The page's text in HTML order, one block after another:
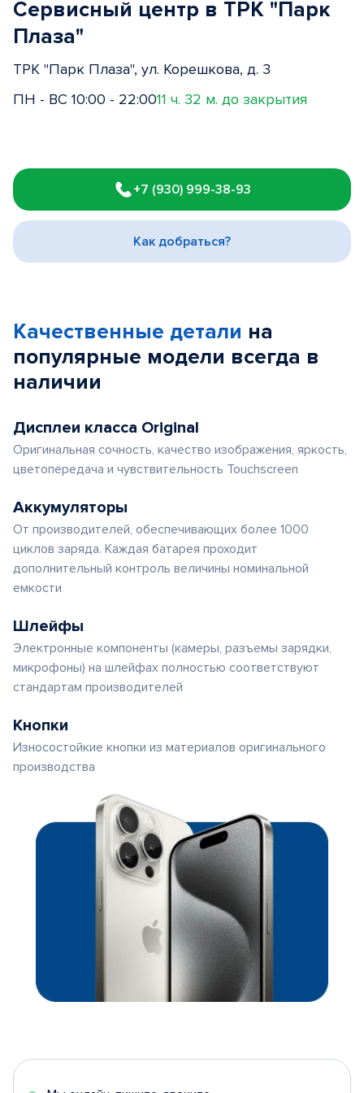
Сервисный центр в ТРК "Парк
Плаза"
ТРК "Парк Плаза", ул. Корешкова, д. 3
ПН - ВС 10:00 - 22:0011 ч. 32 м. до закрытия
1
of
3
+7 (930) 999-38-93
Как добраться?
Качественные детали на
популярные модели всегда в
наличии
Дисплеи класса Original
Оригинальная сочность, качество изображения, яркость,
цветопередача и чувствительность Touchscreen
Аккумуляторы
От производителей, обеспечивающих более 1000
циклов заряда. Каждая батарея проходит
дополнительный контроль величины номинальной
емкости
Шлейфы
Электронные компоненты (камеры, разъемы зарядки,
микрофоны) на шлейфах полностью соответствуют
стандартам производителей
Кнопки
Износостойкие кнопки из материалов оригинального
производства